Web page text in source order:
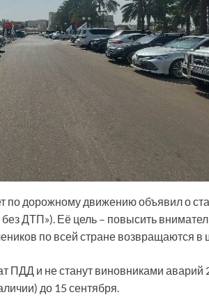
по дорожному движению объявил о
ДТП»). Её цель – повысить
по всей стране возвращаются в
ПДД и не станут виновниками аварий
до 15 сентября.